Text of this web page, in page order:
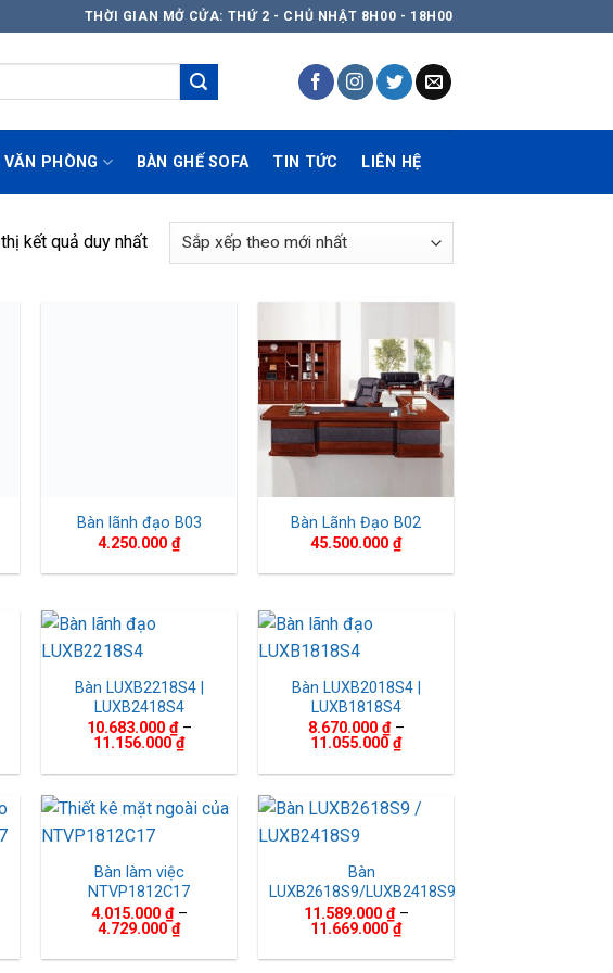
THỜI GIAN MỞ CỬA: THỨ 2 - CHỦ NHẬT 8H00 - 18H00
VĂN PHÒNG BÀN GHẾ SOFA TIN TỨC LIÊN HỆ
kết quả duy nhất
Bàn lãnh đạo B03
4.250.000 ₫
Bàn Lãnh Đạo B02
45.500.000 ₫
₫
Bàn LUXB2218S4 |
LUXB2418S4
10.683.000 ₫ –
11.156.000 ₫Khoảng
giá:
từ
đến
11.156.000 ₫
Bàn LUXB2018S4 |
LUXB1818S4
8.670.000 ₫ –
11.055.000 ₫Khoảng
giá:
từ
đến
11.055.000 ₫
Bàn làm việc
NTVP1812C17
4.015.000 ₫ –
4.729.000 ₫Khoảng
giá:
từ
Bàn
LUXB2618S9/LUXB2418S9
11.589.000 ₫ –
11.669.000 ₫Khoảng
giá:
từ